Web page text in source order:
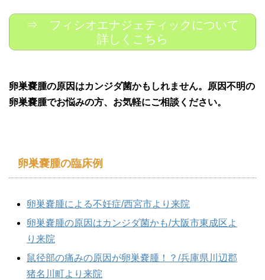
⇒ フィシオエナジェティックについて
詳しくこちら
卵巣嚢腫の原因はカンジダ菌かもしれません。原因不明の
卵巣嚢腫でお悩みの方、お気軽にご相談ください。
卵巣嚢腫の臨床例
卵巣嚢腫による不妊症/西宮市より来院
卵巣嚢腫の原因はカンジダ菌かも/大阪市東成区よ
り来院
鼠径部の痛みの原因が卵巣嚢腫！？/兵庫県川辺郡
猪名川町より来院